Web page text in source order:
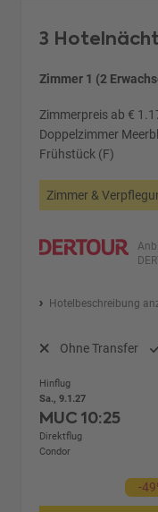
3
Zimmer 1 (2
Zimmerpreis ab €
Doppelzimmer
Frühstück (F)
Zimmer &
Hotelbeschreibung
Ohne Transfer
Hinflug
Sa., 9.1.27
MUC10:25
Direktflug
Condor
-